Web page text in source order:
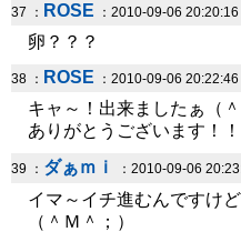
37 ： ROSE ：2010-09-06 20:20:16
卵？？？
38 ： ROSE ：2010-09-06 20:22:46
キャ～！出来ましたぁ（＾
ありがとうございます！！
39 ： ダぁｍｉ ：2010-09-06
イマ～イチ進むんですけ
（＾Ｍ＾；）